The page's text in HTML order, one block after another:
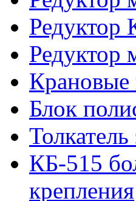
Редуктор
Редуктор
Крановые
Блок
КБ-515
крепления